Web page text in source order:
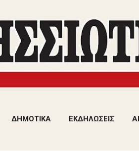
ΔΗΜΟΤΙΚΑ ΕΚΔΗΛΩΣΕΙΣ